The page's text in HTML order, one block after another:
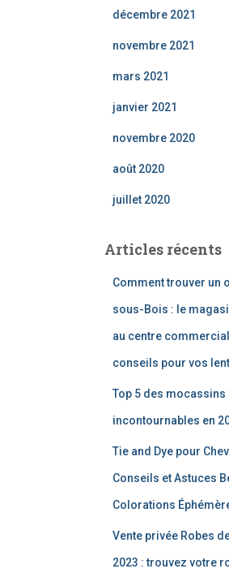
décembre 2021
novembre 2021
mars 2021
janvier 2021
novembre 2020
août 2020
juillet 2020
Articles récents
Comment trouver un
sous-Bois : le
au centre
conseils pour vos
Top 5 des mocassins
incontournables en
Tie and Dye pour
Conseils et Astuces
Colorations
Vente privée Robes
2023 : trouvez votre